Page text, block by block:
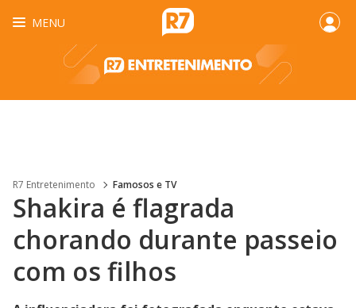
MENU
R7 Entretenimento Famosos e TV
Shakira é flagrada
chorando durante passeio
com os filhos